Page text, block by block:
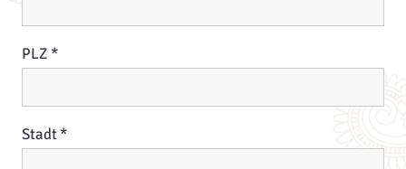
PLZ
Stadt